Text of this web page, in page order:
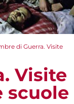
di Guerra. Visite
Visite
scuole